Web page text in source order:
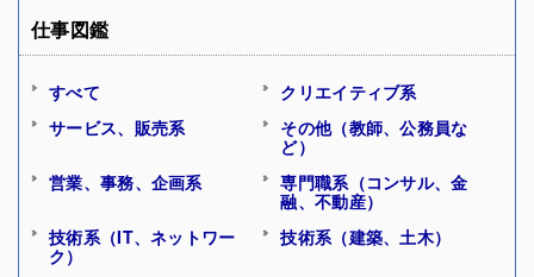
仕事図鑑
すべて
クリエイティブ系
サービス、販売系
その他（教師、公務員な
ど）
営業、事務、企画系
専門職系（コンサル、金
融、不動産）
技術系（IT、ネットワー
ク）
技術系（建築、土木）